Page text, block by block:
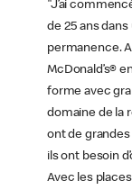
"J’ai
de 25 ans dans
permanence.
McDonald’s®
forme avec
domaine de la
ont de
ils ont besoin
Avec les